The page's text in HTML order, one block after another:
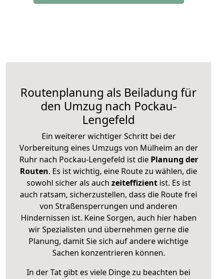
Routenplanung als Beiladung für
den Umzug nach Pockau-
Lengefeld
Ein weiterer wichtiger Schritt bei der
Vorbereitung eines Umzugs von Mülheim an der
Ruhr nach Pockau-Lengefeld ist diePlanung der
Routen. Es ist wichtig, eine Route zu wählen, die
sowohl sicher als auch zeiteffizientist. Es ist
auch ratsam, sicherzustellen, dass die Route frei
von Straßensperrungen und anderen
Hindernissen ist. Keine Sorgen, auch hier haben
wir Spezialisten und übernehmen gerne die
Planung, damit Sie sich auf andere wichtige
Sachen konzentrieren können.
In der Tat gibt es viele Dinge zu beachten bei